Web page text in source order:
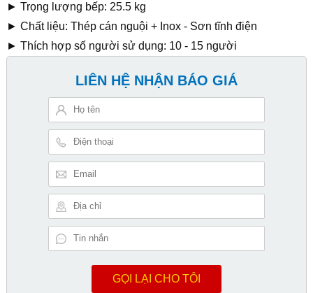
► Trọng lượng bếp: 25.5 kg
► Chất liệu: Thép cán nguội + Inox - Sơn tĩnh điện
► Thích hợp số người sử dụng: 10 - 15 người
LIÊN HỆ NHẬN BÁO GIÁ
GỌI LẠI CHO TÔI